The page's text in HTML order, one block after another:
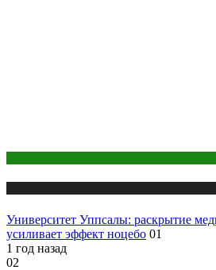
Университет Уппсалы: раскрытие
усиливает эффект ноцебо 01
1 год назад
02